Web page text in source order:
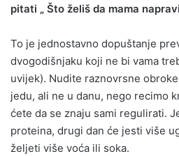
pitati „ Što želiš da mama
To je jednostavno dopuštanje
dvogodišnjaku koji ne bi vama
uvijek). Nudite raznovrsne
jedu, ali ne u danu, nego recimo
ćete da se znaju sami regulirati.
proteina, drugi dan će jesti više
željeti više voća ili soka.